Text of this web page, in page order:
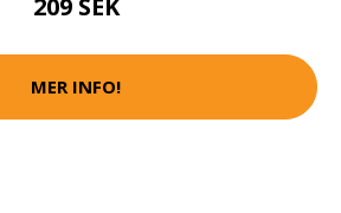
209 SEK
MER INFO!